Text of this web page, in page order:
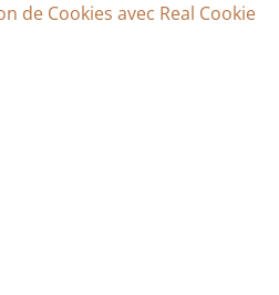
de Cookies avec Real Cookie